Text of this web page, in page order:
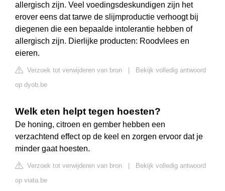
allergisch zijn. Veel voedingsdeskundigen zijn het
erover eens dat tarwe de slijmproductie verhoogt bij
diegenen die een bepaalde intolerantie hebben of
allergisch zijn. Dierlijke producten: Roodvlees en
eieren.
Verzoek tot verwijderen van bron
Bekijk volledig antwoord
op dyob.be
Welk eten helpt tegen hoesten?
De honing, citroen en gember hebben een
verzachtend effect op de keel en zorgen ervoor dat je
minder gaat hoesten.
Verzoek tot verwijderen van bron
Bekijk volledig antwoord
op viata.be